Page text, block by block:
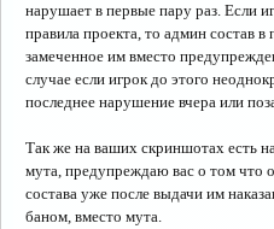
нарушает в первые пару раз. Если
правила проекта, то админ состав
замеченное им вместо
случае если игрок до этого
последнее нарушение вчера или
Так же на ваших скриншотах есть
мута, предупреждаю вас о том что
состава уже после выдачи им
баном, вместо мута.